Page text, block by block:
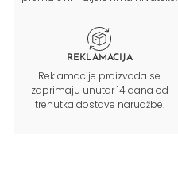
REKLAMACIJA
Reklamacije proizvoda se
zaprimaju unutar 14 dana od
trenutka dostave narudžbe.